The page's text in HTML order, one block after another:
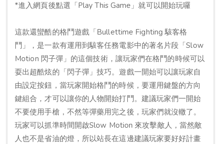
*進入網頁後點選「Play This Game」就可以開始玩囉
這款還蠻酷的格鬥遊戲「Bullettime Fighting 駭客格
鬥」，是一款有運用到駭客任務電影中的著名片段「Slow
Motion 閃子彈」的這個技術，讓玩家們在格鬥的時候可以
耍出超酷炫的「閃子彈」技巧。遊戲一開始可以讓玩家自
由設定按鈕，當玩家開始格鬥的時候，要運用鍵盤的方向
鍵組合，才可以讓你的人物開始打鬥。建議玩家們一開始
不要使用手槍，不然等彈藥用完之後，玩家們就沒轍了。
玩家可以抓準時間開啟Slow Motion 來攻擊敵人，當然敵
人也不是省油的燈，所以站長在這邊建議玩家要好好計畫